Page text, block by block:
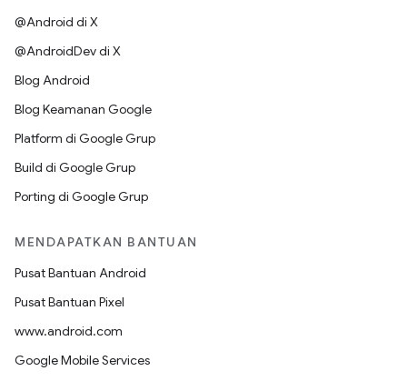
@Android di X
@AndroidDev di X
Blog Android
Blog Keamanan Google
Platform di Google Grup
Build di Google Grup
Porting di Google Grup
MENDAPATKAN BANTUAN
Pusat Bantuan Android
Pusat Bantuan Pixel
www.android.com
Google Mobile Services